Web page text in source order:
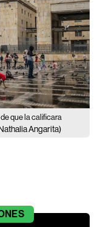
que la calificara
Angarita)